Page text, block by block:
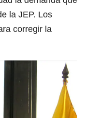
la JEP. Los
corregir la